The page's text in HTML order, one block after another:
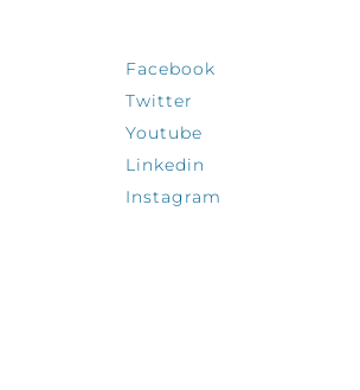
Facebook
Twitter
Youtube
Linkedin
Instagram